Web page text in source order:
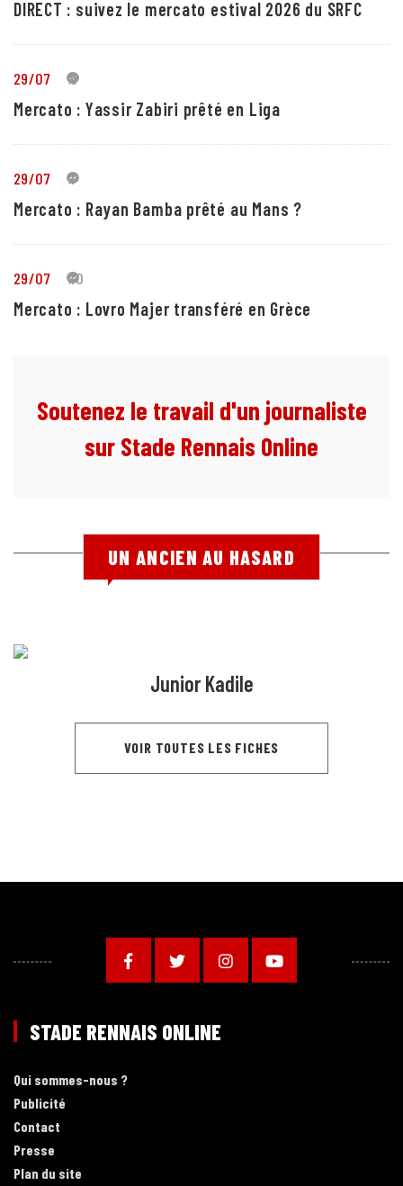
DIRECT : suivez le mercato estival 2026 du SRFC
29/07 5
Mercato : Yassir Zabiri prêté en Liga
29/07 1
Mercato : Rayan Bamba prêté au Mans ?
29/07 10
Mercato : Lovro Majer transféré en Grèce
Soutenez le travail d'un journaliste
sur Stade Rennais Online
UN ANCIEN AU HASARD
Junior Kadile
VOIR TOUTES LES FICHES
STADE RENNAIS ONLINE
Qui sommes-nous ?
Publicité
Contact
Presse
Plan du site